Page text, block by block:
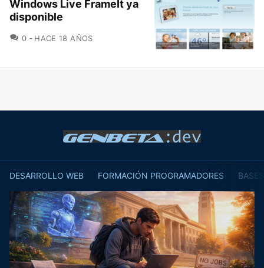
Windows Live FrameIt ya
disponible
0 COMENTARIOS
HACE 18 AÑOS
DESARROLLO WEB FORMACIÓN PROGRAMADORES